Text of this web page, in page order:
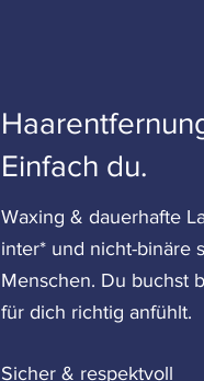
Einfach du.
Waxing & dauerhafte
inter* und nicht-binäre
Menschen. Du buchst
für dich richtig anfühlt.
Sicher & respektvoll